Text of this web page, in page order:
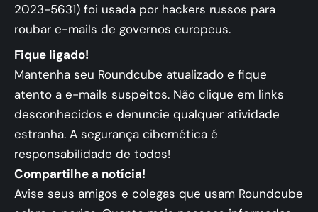
2023-5631) foi usada por hackers russos para
roubar e-mails de governos europeus.
Fique ligado!
Mantenha seu Roundcube atualizado e fique
atento a e-mails suspeitos. Não clique em links
desconhecidos e denuncie qualquer atividade
estranha. A segurança cibernética é
responsabilidade de todos!
Compartilhe a notícia!
Avise seus amigos e colegas que usam Roundcube